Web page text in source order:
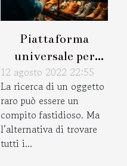
Piattaforma
universale per
annunci di oggetti
di seconda mano :
come usarla
12 agosto 2022 22:55
La ricerca di un oggetto
raro può essere un
compito fastidioso. Ma
l’alternativa di trovare
tutti i...